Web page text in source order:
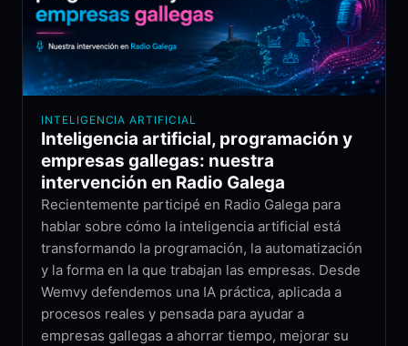
INTELIGENCIA ARTIFICIAL
Inteligencia artificial, programación y
empresas gallegas: nuestra
intervención en Radio Galega
Recientemente participé en Radio Galega para
hablar sobre cómo la inteligencia artificial está
transformando la programación, la automatización
y la forma en la que trabajan las empresas. Desde
Wemvy defendemos una IA práctica, aplicada a
procesos reales y pensada para ayudar a
empresas gallegas a ahorrar tiempo, mejorar su